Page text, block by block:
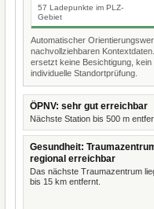
57 Ladepunkte im PLZ-
Gebiet
Automatischer
nachvollziehbaren Kontextdaten.
ersetzt keine Besichtigung,
individuelle Standortprüfung.
ÖPNV: sehr gut erreichbar
Nächste Station bis 500 m
Gesundheit:
regional erreichbar
Das nächste Traumazentrum
bis 15 km entfernt.